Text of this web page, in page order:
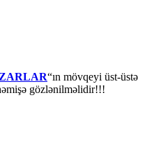
“ın mövqeyi üst-üstə
gözlənilməlidir!!!